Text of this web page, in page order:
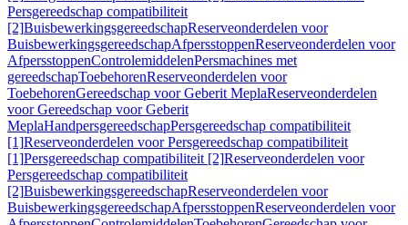
Persgereedschap compatibiliteit
[2]BuisbewerkingsgereedschapReserveonderdelen voor
BuisbewerkingsgereedschapAfpersstoppenReserveonderdelen voor
AfpersstoppenControlemiddelenPersmachines met
gereedschapToebehorenReserveonderdelen voor
ToebehorenGereedschap voor Geberit MeplaReserveonderdelen
voor Gereedschap voor Geberit
MeplaHandpersgereedschapPersgereedschap compatibiliteit
[1]Reserveonderdelen voor Persgereedschap compatibiliteit
[1]Persgereedschap compatibiliteit [2]Reserveonderdelen voor
Persgereedschap compatibiliteit
[2]BuisbewerkingsgereedschapReserveonderdelen voor
BuisbewerkingsgereedschapAfpersstoppenReserveonderdelen voor